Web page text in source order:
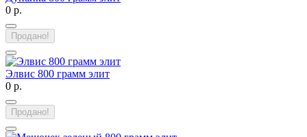
0 р.
Продано!
Элвис 800 грамм элит
0 р.
Продано!